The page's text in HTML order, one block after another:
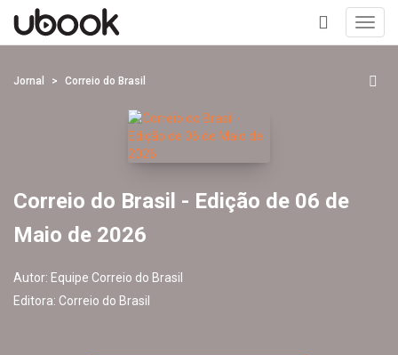
+
Jornal Correio do Brasil
Correio do Brasil - Edição de 06 de
Maio de 2026
Autor: Equipe Correio do Brasil
Editora: Correio do Brasil